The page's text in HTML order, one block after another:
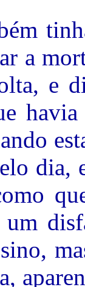
a
e
dia,
um